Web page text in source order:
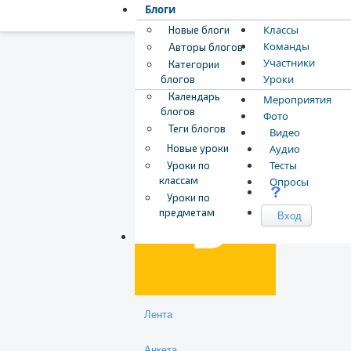
Блоги
Новые блоги
Авторы блогов
Категории
блогов
Календарь
блогов
Теги блогов
Классы
Команды
Участники
Уроки
Новые уроки
Уроки по
классам
Уроки по
предметам
Мероприятия
Фото
Видео
Аудио
Тесты
Опросы
Вход
Загрузка обложки... Перетащите
Бероев Егор
Лента